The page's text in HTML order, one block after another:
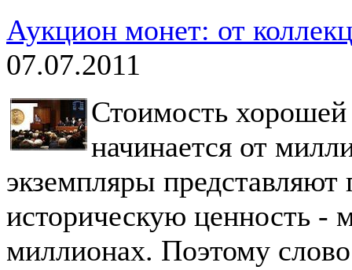
Аукцион монет: от
07.07.2011
Стоимость хорошей
начинается от
экземпляры
историческую ценность -
миллионах. Поэтому